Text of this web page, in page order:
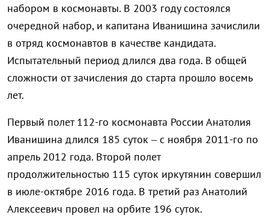
набором в космонавты. В 2003 году состоялся
очередной набор, и капитана Иванишина зачислили
в отряд космонавтов в качестве кандидата.
Испытательный период длился два года. В общей
сложности от зачисления до старта прошло восемь
лет.
Первый полет 112-го космонавта России Анатолия
Иванишина длился 185 суток – с ноября 2011-го по
апрель 2012 года. Второй полет
продолжительностью 115 суток иркутянин совершил
в июле-октябре 2016 года. В третий раз Анатолий
Алексеевич провел на орбите 196 суток.